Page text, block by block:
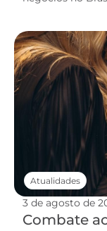
3 de agosto de
Combate
Atualidades